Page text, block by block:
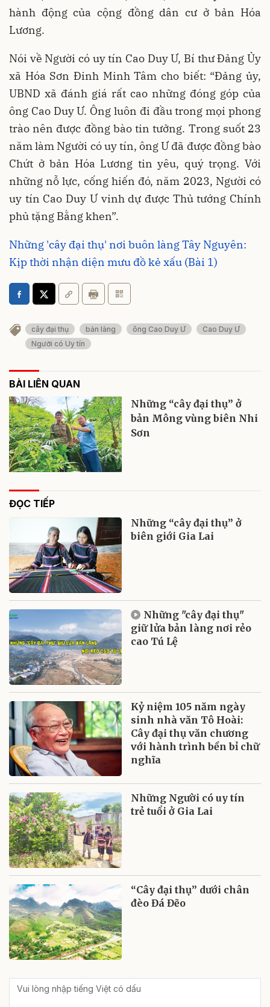
hành động của cộng đồng dân cư ở bản Hóa
Lương.
Nói về Người có uy tín Cao Duy Ư, Bí thư Đảng Ủy
xã Hóa Sơn Đinh Minh Tâm cho biết: “Đảng ủy,
UBND xã đánh giá rất cao những đóng góp của
ông Cao Duy Ư. Ông luôn đi đầu trong mọi phong
trào nên được đồng bào tin tưởng. Trong suốt 23
năm làm Người có uy tín, ông Ư đã được đồng bào
Chứt ở bản Hóa Lương tin yêu, quý trọng. Với
những nỗ lực, cống hiến đó, năm 2023, Người có
uy tín Cao Duy Ư vinh dự được Thủ tướng Chính
phủ tặng Bằng khen”.
Những 'cây đại thụ' nơi buôn làng Tây Nguyên:
Kịp thời nhận diện mưu đồ kẻ xấu (Bài 1)
cây đại thụ bản làng ông Cao Duy Ư
Cao Duy Ư
Người có Uy tín
BÀI LIÊN QUAN
Những “cây đại thụ” ở
bản Mông vùng biên Nhi
Sơn
ĐỌC TIẾP
Những “cây đại thụ” ở
biên giới Gia Lai
Những "cây đại thụ"
giữ lửa bản làng nơi rẻo
cao Tú Lệ
Kỷ niệm 105 năm ngày
sinh nhà văn Tô Hoài:
Cây đại thụ văn chương
với hành trình bền bỉ chữ
nghĩa
Những Người có uy tín
trẻ tuổi ở Gia Lai
“Cây đại thụ” dưới chân
đèo Đá Đẽo